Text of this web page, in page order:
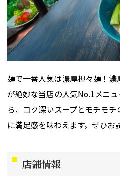
麺で一番人気は濃厚担々麺！
が絶妙な当店の人気No.1メニ
ら、コク深いスープとモチモ
に満足感を味わえます。ぜひお
店舗情報